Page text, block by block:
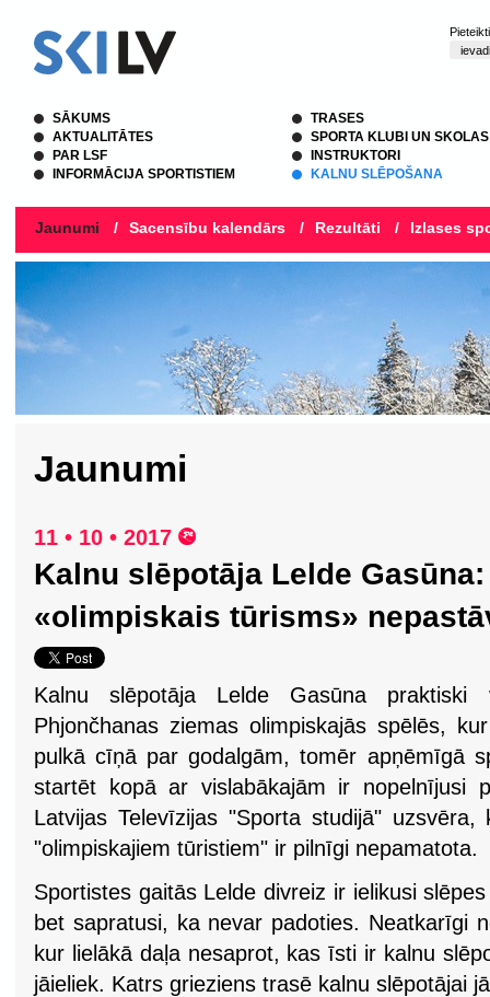
SĀKUMS
AKTUALITĀTES
PAR LSF
INFORMĀCIJA SPORTISTIEM
TRASES
SPORTA KLUBI UN SKOLAS
INSTRUKTORI
KALNU SLĒPOŠANA
Jaunumi / Sacensību kalendārs / Rezultāti / Izlases
Jaunumi
11 • 10 • 2017
Kalnu slēpotāja Lelde
«olimpiskais tūrisms»
Kalnu slēpotāja Lelde Gasūna
Phjončhanas ziemas olimpiskajās spēlēs,
pulkā cīņā par godalgām, tomēr apņēmīgā
startēt kopā ar vislabākajām ir nopelnījusi
Latvijas Televīzijas "Sporta studijā"
"olimpiskajiem tūristiem" ir pilnīgi nepamatota.
Sportistes gaitās Lelde divreiz ir ielikusi
bet sapratusi, ka nevar padoties. Neatkarīgi
kur lielākā daļa nesaprot, kas īsti ir kalnu
jāieliek. Katrs grieziens trasē kalnu slēpotājai